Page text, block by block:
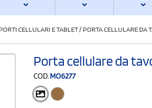
CELLULARI E TABLET/PORTA CELLULARE DA
Porta cellulare da
COD. MO6277